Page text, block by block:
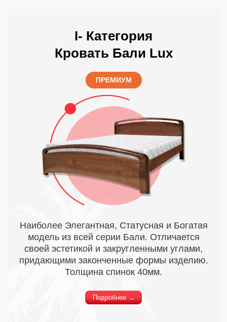
I- Категория
Кровать Бали Lux
ПРЕМИУМ
Наиболее Элегантная, Статусная и Богатая
модель из всей серии Бали. Отличается
своей эстетикой и закругленными углами,
придающими законченные формы изделию.
Толщина спинок 40мм.
Подробнее →